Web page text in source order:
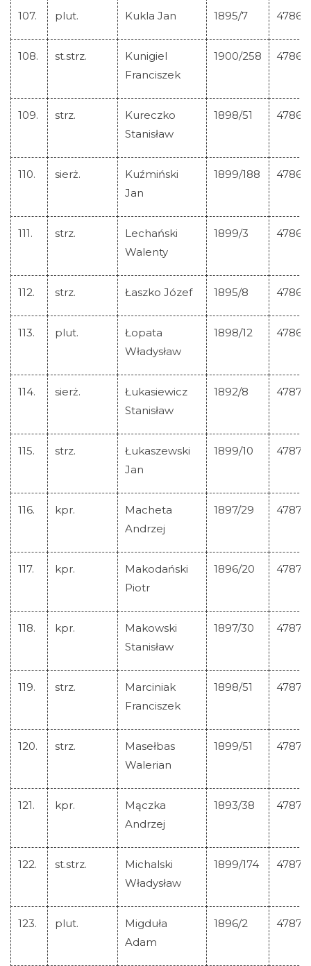
107. plut. Kukla Jan 1895/7 47863
108. st.strz.
Kunigiel
Franciszek
1900/258 47864
109. strz.
Kureczko
Stanisław
1898/51 47865
110. sierż.
Kuźmiński
Jan
1899/188 47866
111. strz.
Lechański
Walenty
1899/3 47867
112. strz. Łaszko Józef 1895/8 47868
113. plut.
Łopata
Władysław
1898/12 47869
114. sierż.
Łukasiewicz
Stanisław
1892/8 47870
115. strz.
Łukaszewski
Jan
1899/10 47871
116. kpr.
Macheta
Andrzej
1897/29 47872
117. kpr.
Makodański
Piotr
1896/20 47873
118. kpr.
Makowski
Stanisław
1897/30 47874
119. strz.
Marciniak
Franciszek
1898/51 47875
120. strz.
Masełbas
Walerian
1899/51 47876
121. kpr.
Mączka
Andrzej
1893/38 47877
122. st.strz.
Michalski
Władysław
1899/174 47878
123. plut.
Migduła
Adam
1896/2 47879